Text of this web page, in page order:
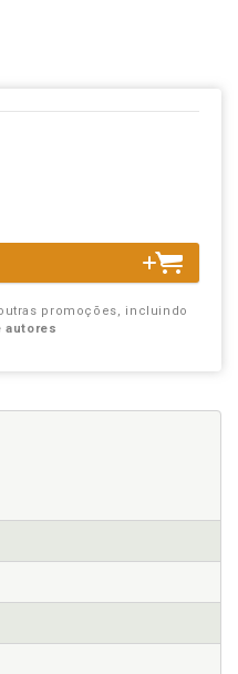
promoções, incluindo
autores